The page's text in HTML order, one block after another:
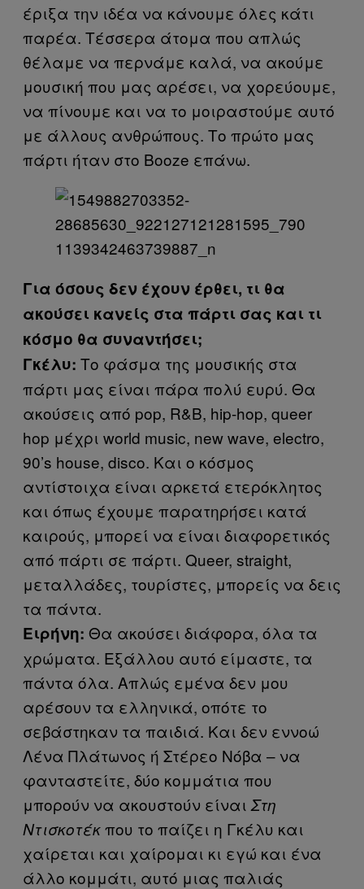
έριξα την ιδέα να κάνουμε όλες κάτι
παρέα. Τέσσερα άτομα που απλώς
θέλαμε να περνάμε καλά, να ακούμε
μουσική που μας αρέσει, να χορεύουμε,
να πίνουμε και να το μοιραστούμε αυτό
με άλλους ανθρώπους. Το πρώτο μας
πάρτι ήταν στο Booze επάνω.
Για όσους δεν έχουν έρθει, τι θα
ακούσει κανείς στα πάρτι σας και τι
κόσμο θα συναντήσει;
Γκέλυ: Το φάσμα της μουσικής στα
πάρτι μας είναι πάρα πολύ ευρύ. Θα
ακούσεις από pop, R&B, hip-hop, queer
hop μέχρι world music, new wave, electro,
90’s house, disco. Και ο κόσμος
αντίστοιχα είναι αρκετά ετερόκλητος
και όπως έχουμε παρατηρήσει κατά
καιρούς, μπορεί να είναι διαφορετικός
από πάρτι σε πάρτι. Queer, straight,
μεταλλάδες, τουρίστες, μπορείς να δεις
τα πάντα.
Ειρήνη: Θα ακούσει διάφορα, όλα τα
χρώματα. Εξάλλου αυτό είμαστε, τα
πάντα όλα. Απλώς εμένα δεν μου
αρέσουν τα ελληνικά, οπότε το
σεβάστηκαν τα παιδιά. Και δεν εννοώ
Λένα Πλάτωνος ή Στέρεο Νόβα – να
φανταστείτε, δύο κομμάτια που
μπορούν να ακουστούν είναι Στη
Ντισκοτέκπου το παίζει η Γκέλυ και
χαίρεται και χαίρομαι κι εγώ και ένα
άλλο κομμάτι, αυτό μιας παλιάς